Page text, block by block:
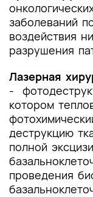
заболеваний
воздействия
разрушения
Лазерная
-
котором
деструкцию
полной
проведения